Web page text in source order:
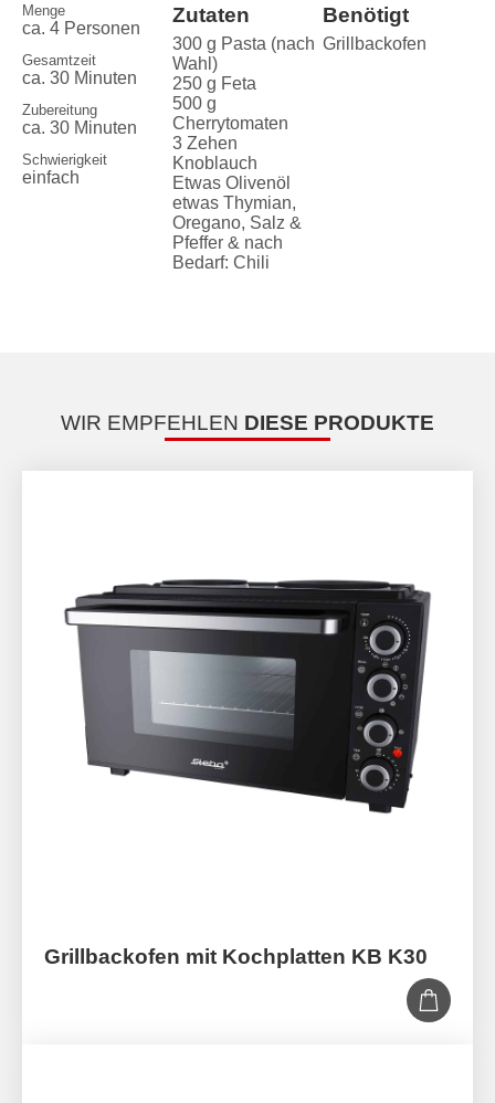
Menge
ca. 4 Personen
Gesamtzeit
ca. 30 Minuten
Zubereitung
ca. 30 Minuten
Schwierigkeit
einfach
Zutaten
300 g Pasta (nach
Wahl)
250 g Feta
500 g
Cherrytomaten
3 Zehen
Knoblauch
Etwas Olivenöl
etwas Thymian,
Oregano, Salz &
Pfeffer & nach
Bedarf: Chili
Benötigt
Grillbackofen
WIR EMPFEHLEN DIESE PRODUKTE
Grillbackofen mit Kochplatten KB K30